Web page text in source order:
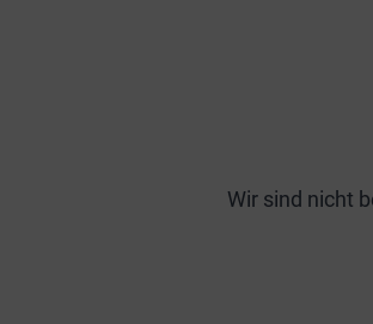
Wir sind nicht